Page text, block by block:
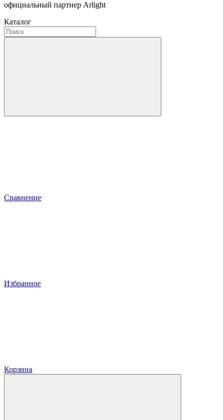
официальный партнер Arlight
Каталог
Сравнение
Избранное
Корзина